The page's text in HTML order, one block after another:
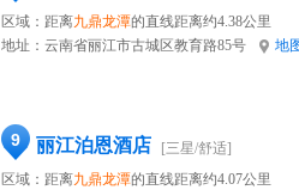
区域：距离九鼎龙潭的直线距离约4.38公里
地址： 云南省丽江市古城区教育路85号 地
9 丽江泊恩酒店
[三星/舒适]
区域：距离九鼎龙潭的直线距离约4.07公里